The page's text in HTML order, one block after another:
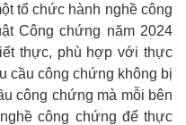
tổ chức hành nghề công
Công chứng năm 2024
thực, phù hợp với thực
cầu công chứng không bị
công chứng mà mỗi bên
công chứng để thực